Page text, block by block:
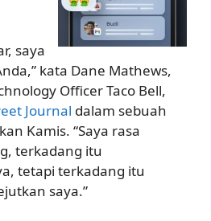
saya
kata Dane Mathews,
Officer Taco Bell,
Journal dalam sebuah
Kamis. “Saya rasa
terkadang itu
tetapi terkadang itu
saya.”